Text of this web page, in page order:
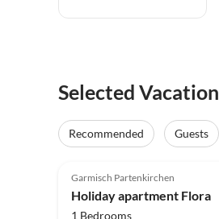
Selected
Recommended Guests
Garmisch Partenkirchen
Holiday apartment Flora
1 Bedrooms